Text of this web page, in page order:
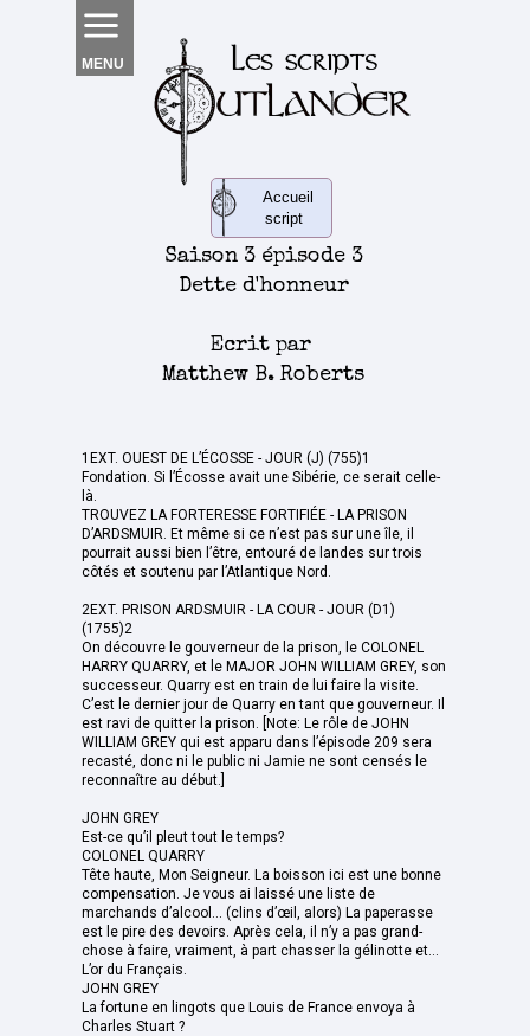
MENU
Saison 3 épisode 3
Dette d'honneur
Ecrit par
Matthew B. Roberts
1EXT. OUEST DE L’ÉCOSSE - JOUR (J) (755)1
Fondation. Si l’Écosse avait une Sibérie, ce serait celle-
là.
TROUVEZ LA FORTERESSE FORTIFIÉE - LA PRISON
D’ARDSMUIR. Et même si ce n’est pas sur une île, il
pourrait aussi bien l’être, entouré de landes sur trois
côtés et soutenu par l’Atlantique Nord.
2EXT. PRISON ARDSMUIR - LA COUR - JOUR (D1)
(1755)2
On découvre le gouverneur de la prison, le COLONEL
HARRY QUARRY, et le MAJOR JOHN WILLIAM GREY, son
successeur. Quarry est en train de lui faire la visite.
C’est le dernier jour de Quarry en tant que gouverneur. Il
est ravi de quitter la prison. [Note: Le rôle de JOHN
WILLIAM GREY qui est apparu dans l’épisode 209 sera
recasté, donc ni le public ni Jamie ne sont censés le
reconnaître au début.]
JOHN GREY
Est-ce qu’il pleut tout le temps?
COLONEL QUARRY
Tête haute, Mon Seigneur. La boisson ici est une bonne
compensation. Je vous ai laissé une liste de
marchands d’alcool... (clins d’œil, alors) La paperasse
est le pire des devoirs. Après cela, il n’y a pas grand-
chose à faire, vraiment, à part chasser la gélinotte et...
L’or du Français.
JOHN GREY
La fortune en lingots que Louis de France envoya à
Charles Stuart ?
Accueil
script